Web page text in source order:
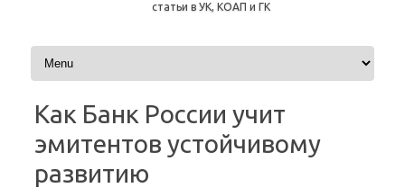
статьи в УК, КОАП и ГК
Перейти к содержимому
Как Банк России учит
эмитентов устойчивому
развитию